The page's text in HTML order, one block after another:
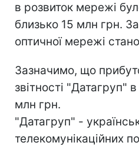
в розвиток мережі
близько 15 млн грн.
оптичної мережі
Зазначимо, що
звітності "Датагруп"
млн грн.
"Датагруп" -
телекомунікаційних